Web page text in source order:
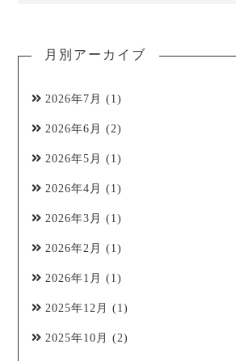
月別アーカイブ
2026年7月 (1)
2026年6月 (2)
2026年5月 (1)
2026年4月 (1)
2026年3月 (1)
2026年2月 (1)
2026年1月 (1)
2025年12月 (1)
2025年10月 (2)